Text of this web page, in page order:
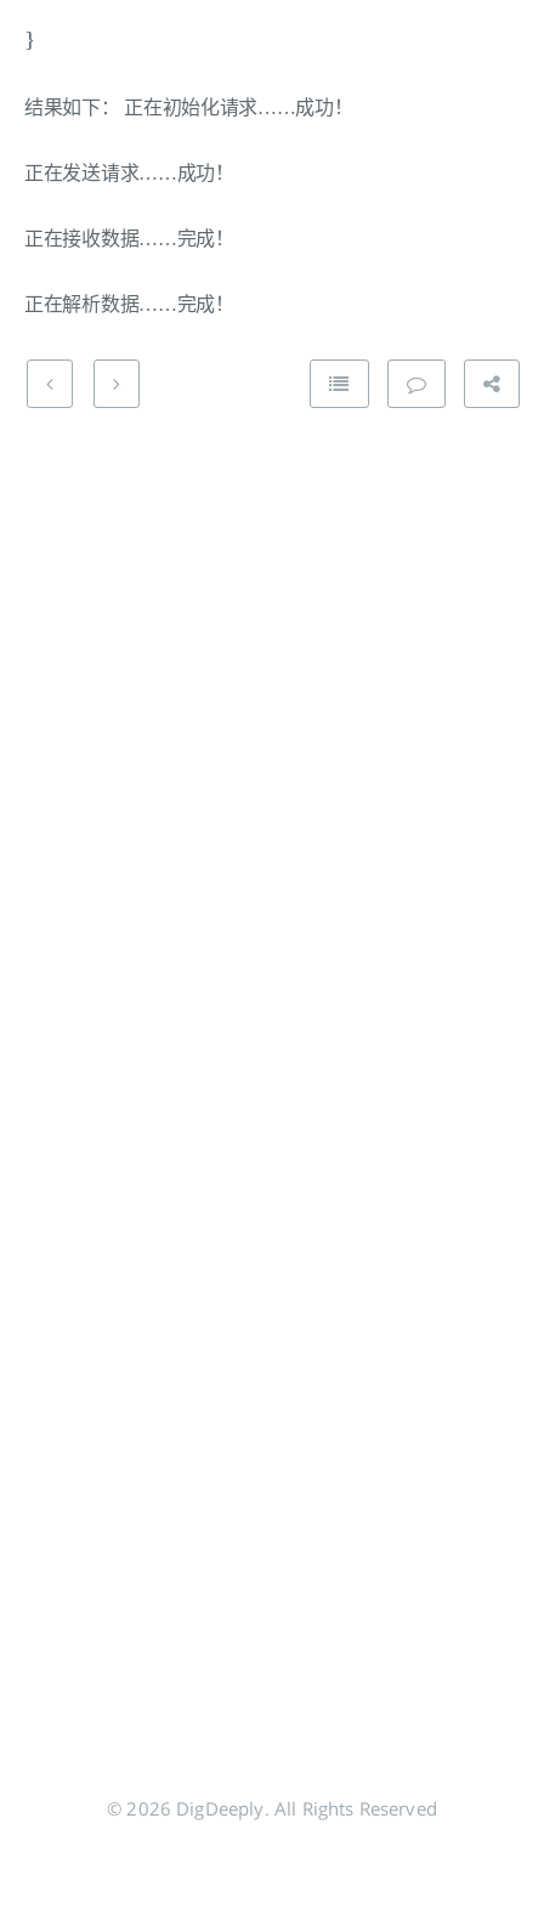
}
结果如下： 正在初始化请求……成功！
正在发送请求……成功！
正在接收数据……完成！
正在解析数据……完成！
© 2026 DigDeeply. All Rights Reserved